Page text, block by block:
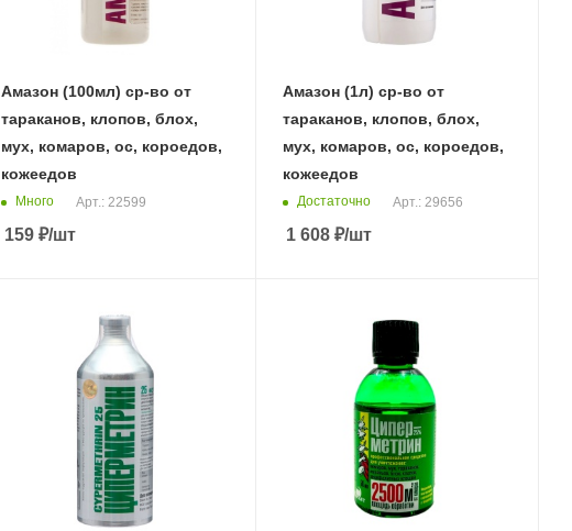
Амазон (100мл) ср-во от
тараканов, клопов, блох,
мух, комаров, ос, короедов,
кожеедов
Много Арт.: 22599
159₽/шт
Амазон (1л) ср-во от
тараканов, клопов, блох,
мух, комаров, ос, короедов,
кожеедов
Достаточно Арт.: 29656
1 608 ₽/шт